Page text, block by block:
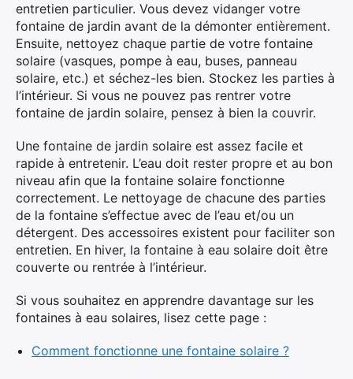
entretien particulier. Vous devez vidanger votre
fontaine de jardin avant de la démonter entièrement.
Ensuite, nettoyez chaque partie de votre fontaine
solaire (vasques, pompe à eau, buses, panneau
solaire, etc.) et séchez-les bien. Stockez les parties à
l’intérieur. Si vous ne pouvez pas rentrer votre
fontaine de jardin solaire, pensez à bien la couvrir.
Une fontaine de jardin solaire est assez facile et
rapide à entretenir. L’eau doit rester propre et au bon
niveau afin que la fontaine solaire fonctionne
correctement. Le nettoyage de chacune des parties
de la fontaine s’effectue avec de l’eau et/ou un
détergent. Des accessoires existent pour faciliter son
entretien. En hiver, la fontaine à eau solaire doit être
couverte ou rentrée à l’intérieur.
Si vous souhaitez en apprendre davantage sur les
fontaines à eau solaires, lisez cette page :
Comment fonctionne une fontaine solaire ?